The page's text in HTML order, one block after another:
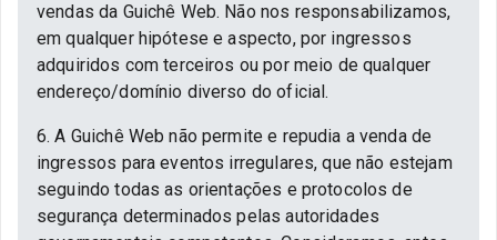
vendas da Guichê Web. Não nos responsabilizamos,
em qualquer hipótese e aspecto, por ingressos
adquiridos com terceiros ou por meio de qualquer
endereço/domínio diverso do oficial.
6. A Guichê Web não permite e repudia a venda de
ingressos para eventos irregulares, que não estejam
seguindo todas as orientações e protocolos de
segurança determinados pelas autoridades